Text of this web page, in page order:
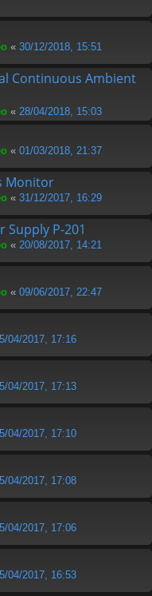
« 30/12/2018, 15:51
Continuous Ambient
« 28/04/2018, 15:03
« 01/03/2018, 21:37
Monitor
« 31/12/2017, 16:29
Supply P-201
« 20/08/2017, 14:21
« 09/06/2017, 22:47
04/2017, 17:16
04/2017, 17:13
04/2017, 17:10
04/2017, 17:08
04/2017, 17:06
04/2017, 16:53